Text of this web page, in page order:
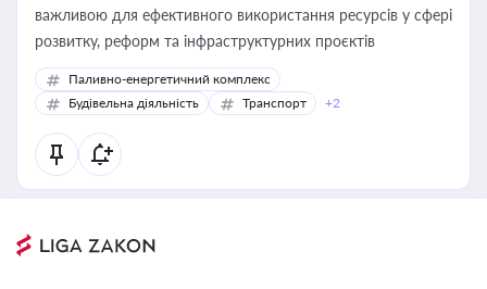
важливою для ефективного використання ресурсів у сфері
розвитку, реформ та інфраструктурних проєктів
Паливно-енергетичний комплекс
Будівельна діяльність
Транспорт +2